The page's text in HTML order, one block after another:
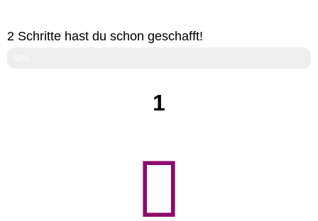
2 Schritte hast du schon geschafft!
1